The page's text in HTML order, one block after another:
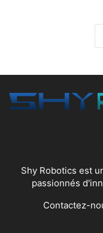
Shy Robotics est
passionnés
Contactez-